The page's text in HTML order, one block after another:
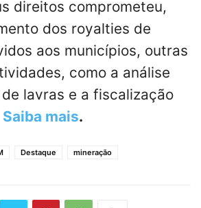
direitos comprometeu,
dos royalties de
aos municípios, outras
como a análise
lavras e a fiscalização
Saiba mais.
Destaque mineração